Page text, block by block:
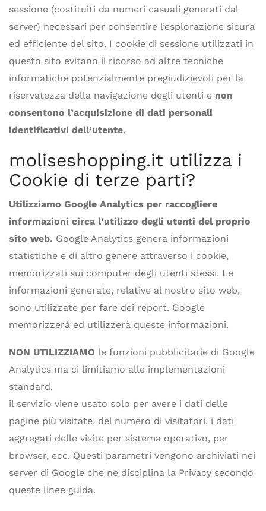
sessione (costituiti da numeri casuali generati dal
server) necessari per consentire l’esplorazione sicura
ed efficiente del sito. I cookie di sessione utilizzati in
questo sito evitano il ricorso ad altre tecniche
informatiche potenzialmente pregiudizievoli per la
riservatezza della navigazione degli utenti e non
consentono l’acquisizione di dati personali
identificativi dell’utente.
moliseshopping.it utilizza i
Cookie di terze parti?
Utilizziamo Google Analytics per raccogliere
informazioni circa l’utilizzo degli utenti del proprio
sito web. Google Analytics genera informazioni
statistiche e di altro genere attraverso i cookie,
memorizzati sui computer degli utenti stessi. Le
informazioni generate, relative al nostro sito web,
sono utilizzate per fare dei report. Google
memorizzerà ed utilizzerà queste informazioni.
NON UTILIZZIAMO le funzioni pubblicitarie di Google
Analytics ma ci limitiamo alle implementazioni
standard.
il servizio viene usato solo per avere i dati delle
pagine più visitate, del numero di visitatori, i dati
aggregati delle visite per sistema operativo, per
browser, ecc. Questi parametri vengono archiviati nei
server di Google che ne disciplina la Privacy secondo
queste linee guida.